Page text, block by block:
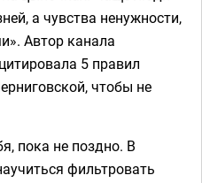
а чувства ненужности,
Автор канала
5 правил
чтобы не
пока не поздно. В
фильтровать